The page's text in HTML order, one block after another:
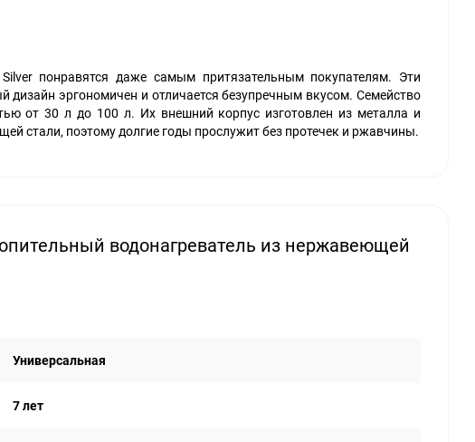
понравятся даже самым притязательным покупателям. Эти
эргономичен и отличается безупречным вкусом. Семейство
от 30 л до 100 л. Их внешний корпус изготовлен из металла и
стали, поэтому долгие годы прослужит без протечек и ржавчины.
водонагреватель из нержавеющей
Универсальная
7 лет